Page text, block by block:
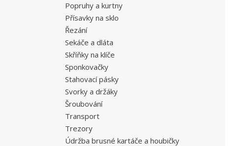
Popruhy a kurtny
Přísavky na sklo
Řezání
Sekáče a dláta
Skříňky na klíče
Sponkovačky
Stahovací pásky
Svorky a držáky
Šroubování
Transport
Trezory
Údržba brusné kartáče a houbičky